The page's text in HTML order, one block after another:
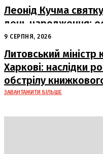
Леонід Кучма
день народження:
з життя другого
9 СЕРПНЯ, 2026
Литовський міністр
Харкові: наслідки
обстрілу
ЗАВАНТАЖИТИ БІЛЬШЕ